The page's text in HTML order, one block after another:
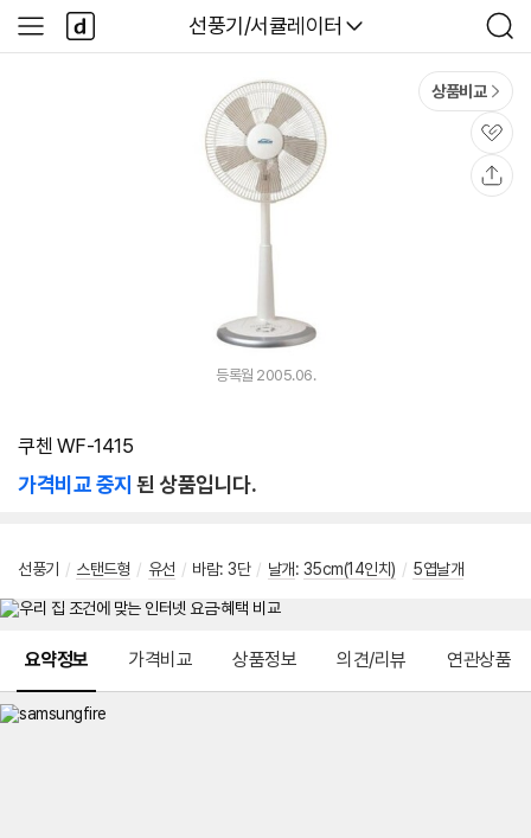
다나와
선풍기/서큘레이터
검
색
사
이
다
나
와
상품비교
관
심
등록월 2005.06.
쿠첸 WF-1415
가격비교 중지 된 상품입니다.
선풍기 / 스탠드형 / 유선 / 바람: 3단 / 날개: 35cm(14인치) / 5엽날개
요약정보 가격비교 상품정보 의견/리뷰 연관상품